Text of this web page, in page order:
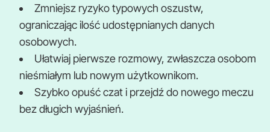
Zmniejsz ryzyko typowych oszustw,
ograniczając ilość udostępnianych danych
osobowych.
Ułatwiaj pierwsze rozmowy, zwłaszcza osobom
nieśmiałym lub nowym użytkownikom.
Szybko opuść czat i przejdź do nowego meczu
bez długich wyjaśnień.